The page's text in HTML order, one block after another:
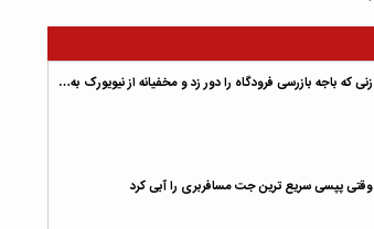
زنی که باجه بازرسی فرودگاه را دور زد و مخفیانه از نیویورک به…
وقتی پپسی سریع ترین جت مسافربری را آبی کرد